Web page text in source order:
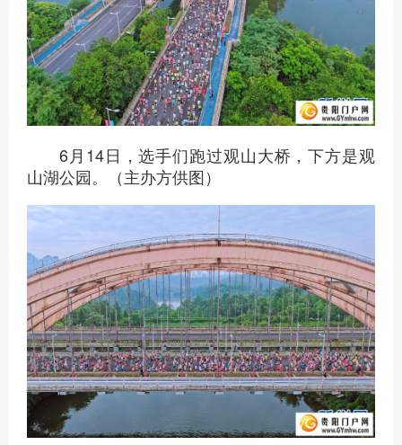
6月14日，选手们跑过观山大桥，下方是观
山湖公园。（主办方供图）